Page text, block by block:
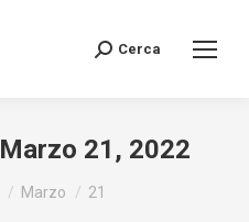
Search:
Cerca
Marzo 21, 2022
Marzo 21